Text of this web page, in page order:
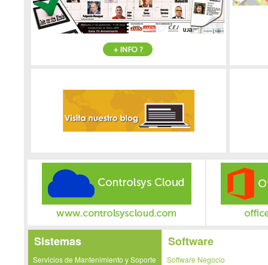
Sistemas
Servicios de Mantenimiento y Soporte
Software
Software Negocio